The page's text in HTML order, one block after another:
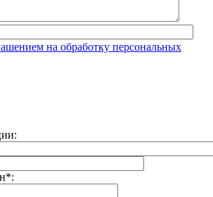
на обработку персональных